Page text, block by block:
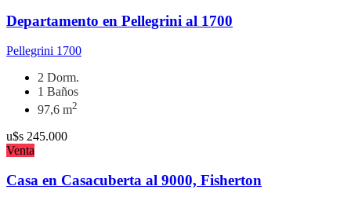
Departamento en Pellegrini al 1700
Pellegrini 1700
2 Dorm.
1 Baños
97,6 m2
u$s 245.000
Venta
Casa en Casacuberta al 9000, Fisherton